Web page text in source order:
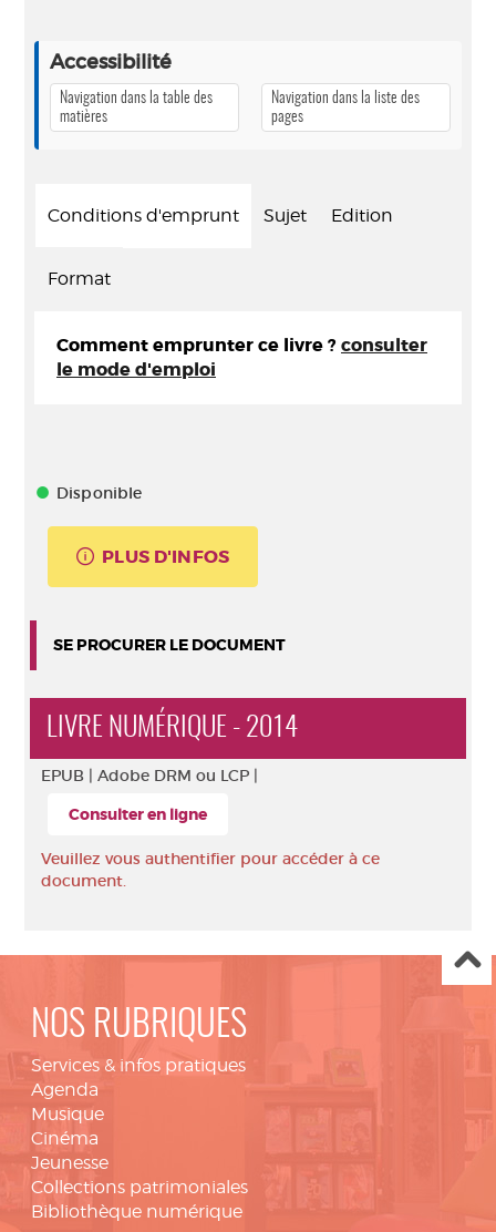
Accessibilité
Navigation dans la table des
matières
Navigation dans la liste des
pages
Conditions d'emprunt Sujet Edition
Format
Comment emprunter ce livre ? consulter
le mode d'emploi
Disponible
PLUS D'INFOS
SE PROCURER LE DOCUMENT
LIVRE NUMÉRIQUE - 2014
EPUB | Adobe DRM ou LCP |
Consulter en ligne
Veuillez vous authentifier pour accéder à ce
document.
NOS RUBRIQUES
Services & infos pratiques
Agenda
Musique
Cinéma
Jeunesse
Collections patrimoniales
Bibliothèque numérique